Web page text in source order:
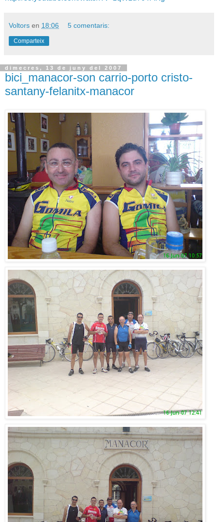
Voltors en 18:06 5 comentaris:
Comparteix
dimecres, 13 de juny del 2007
bici_manacor-son carrio-porto cristo-
santany-felanitx-manacor